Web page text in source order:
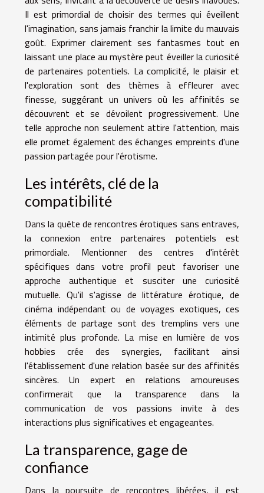
Il est primordial de choisir des termes qui éveillent
l'imagination, sans jamais franchir la limite du mauvais
goût. Exprimer clairement ses fantasmes tout en
laissant une place au mystère peut éveiller la curiosité
de partenaires potentiels. La complicité, le plaisir et
l'exploration sont des thèmes à effleurer avec
finesse, suggérant un univers où les affinités se
découvrent et se dévoilent progressivement. Une
telle approche non seulement attire l'attention, mais
elle promet également des échanges empreints d'une
passion partagée pour l'érotisme.
Les intérêts, clé de la
compatibilité
Dans la quête de rencontres érotiques sans entraves,
la connexion entre partenaires potentiels est
primordiale. Mentionner des centres d'intérêt
spécifiques dans votre profil peut favoriser une
approche authentique et susciter une curiosité
mutuelle. Qu'il s'agisse de littérature érotique, de
cinéma indépendant ou de voyages exotiques, ces
éléments de partage sont des tremplins vers une
intimité plus profonde. La mise en lumière de vos
hobbies crée des synergies, facilitant ainsi
l'établissement d'une relation basée sur des affinités
sincères. Un expert en relations amoureuses
confirmerait que la transparence dans la
communication de vos passions invite à des
interactions plus significatives et engageantes.
La transparence, gage de
confiance
Dans la poursuite de rencontres libérées, il est